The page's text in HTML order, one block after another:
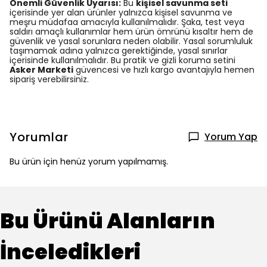
Önemli Güvenlik Uyarısı: Bu kişisel savunma seti
içerisinde yer alan ürünler yalnızca kişisel savunma ve
meşru müdafaa amacıyla kullanılmalıdır. Şaka, test veya
saldırı amaçlı kullanımlar hem ürün ömrünü kısaltır hem de
güvenlik ve yasal sorunlara neden olabilir. Yasal sorumluluk
taşımamak adına yalnızca gerektiğinde, yasal sınırlar
içerisinde kullanılmalıdır. Bu pratik ve gizli koruma setini
Asker Marketi güvencesi ve hızlı kargo avantajıyla hemen
sipariş verebilirsiniz.
Yorumlar Yorum Yap
Bu ürün için henüz yorum yapılmamış.
Bu Ürünü Alanların
İnceledikleri